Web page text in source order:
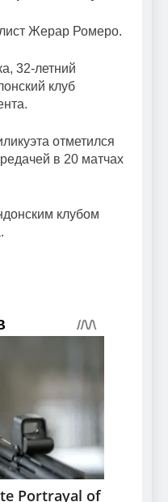
Жерар Ромеро.
32-летний
клуб
отметился
в 20 матчах
клубом